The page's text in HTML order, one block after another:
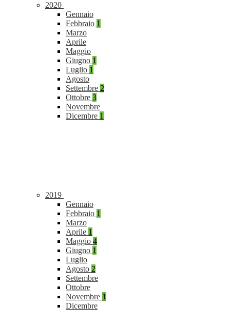
2020
Gennaio
Febbraio 1
Marzo
Aprile
Maggio
Giugno 1
Luglio 1
Agosto
Settembre 2
Ottobre 3
Novembre
Dicembre 1
2019
Gennaio
Febbraio 1
Marzo
Aprile 1
Maggio 4
Giugno 1
Luglio
Agosto 2
Settembre
Ottobre
Novembre 1
Dicembre